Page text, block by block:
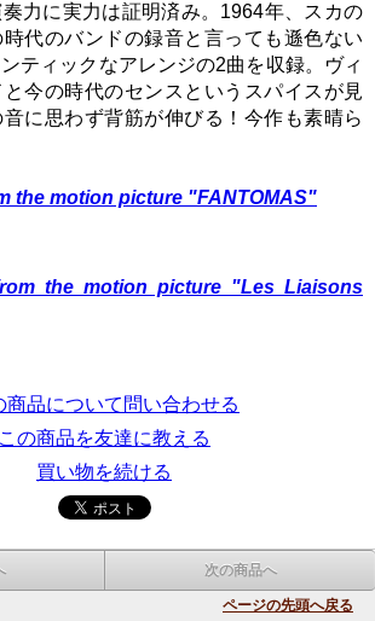
力に実力は証明済み。1964年、スカの
代のバンドの録音と言っても遜色ない
ティックなアレンジの2曲を収録。ヴィ
今の時代のセンスというスパイスが見
に思わず背筋が伸びる！今作も素晴ら
the motion picture "FANTOMAS"
the motion picture "Les Liaisons
商品について問い合わせる
この商品を友達に教える
買い物を続ける
次の商品へ
ページの先頭へ戻る